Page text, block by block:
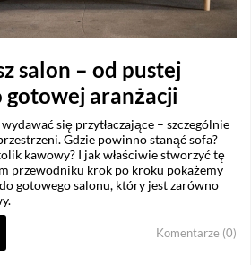
salon – od pustej
aranżacji
się przytłaczające – szczególnie
Gdzie powinno stanąć sofa?
kawowy? I jak właściwie stworzyć tę
przewodniku krok po kroku pokażemy
gotowego salonu, który jest zarówno
Komentarze (0)